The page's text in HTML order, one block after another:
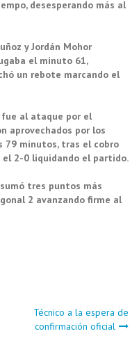
desesperando más al
y Jordán Mohor
el minuto 61,
un rebote marcando el
al ataque por el
aprovechados por los
79 minutos, tras el cobro
el 2-0 liquidando el partido.
tres puntos más
2 avanzando firme al
Técnico a la espera de
confirmación oficial